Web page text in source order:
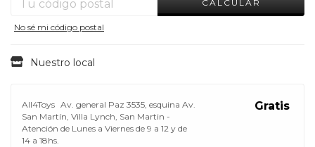
CALCULAR
No sé mi código postal
Nuestro local
All4Toys Av. general Paz 3535, esquina Av.
San Martín, Villa Lynch, San Martin -
Atención de Lunes a Viernes de 9 a 12 y de
14 a 18hs.
Gratis